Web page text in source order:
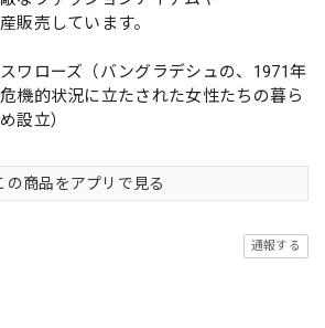
販売しています。
ワローズ（バングラデシュの、1971年
機的状況に立たされた女性たちの暮ら
設立）
の商品をアプリで見る
通報する